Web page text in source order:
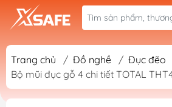
Trang chủ / Đồ nghề / Đục đẽo
Bộ mũi đục gỗ 4 chi tiết TOTAL